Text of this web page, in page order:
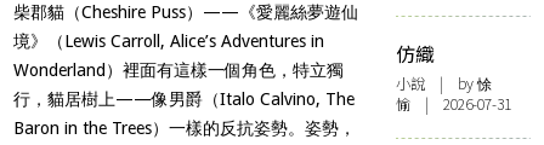
柴郡貓（Cheshire Puss）——《愛麗絲夢遊仙
境》（Lewis Carroll,Alice’s Adventures in
Wonderland ）裡面有這樣一個角色，特立獨
行，貓居樹上——像男爵（Italo Calvino, The
Baron in the Trees）一樣的反抗姿勢。姿勢，
仿織
小說 | by 悇
愉 | 2026-07-31